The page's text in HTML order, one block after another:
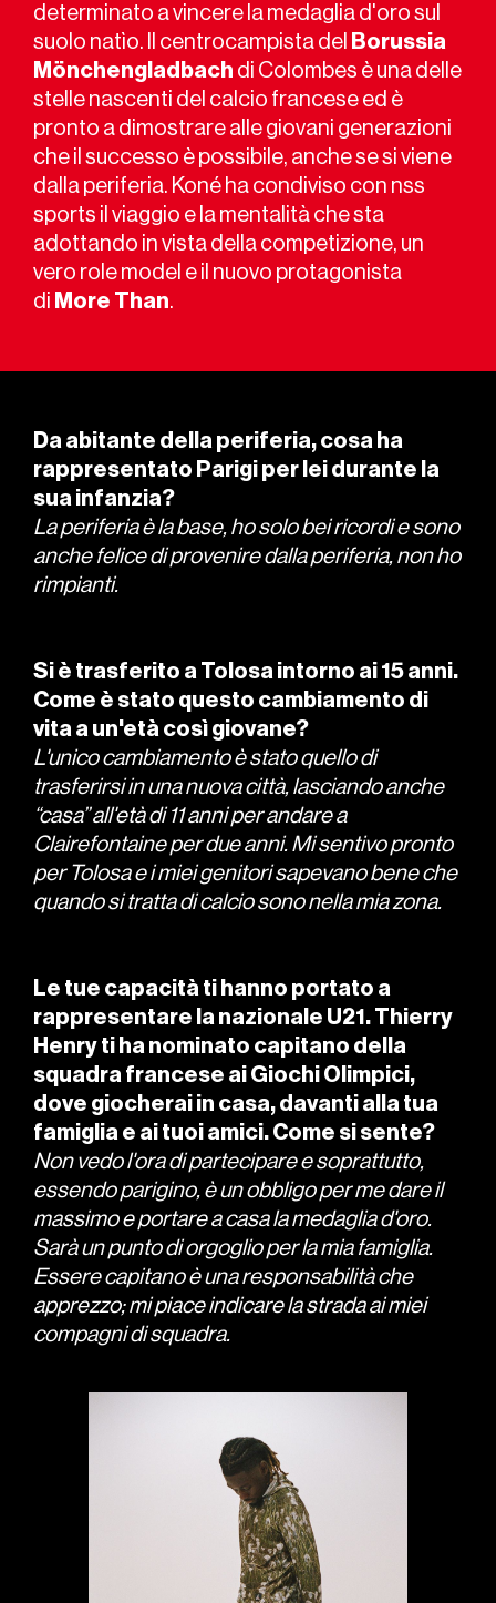
determinato a vincere la medaglia d'oro sul
suolo natìo. Il centrocampista del Borussia
Mönchengladbach di Colombes è una delle
stelle nascenti del calcio francese ed è
pronto a dimostrare alle giovani generazioni
che il successo è possibile, anche se si viene
dalla periferia. Koné ha condiviso con nss
sports il viaggio e la mentalità che sta
adottando in vista della competizione, un
vero role model e il nuovo protagonista
di More Than.
Da abitante della periferia, cosa ha
rappresentato Parigi per lei durante la
sua infanzia?
La periferia è la base, ho solo bei ricordi e sono
anche felice di provenire dalla periferia, non ho
rimpianti.
Si è trasferito a Tolosa intorno ai 15 anni.
Come è stato questo cambiamento di
vita a un'età così giovane?
L'unico cambiamento è stato quello di
trasferirsi in una nuova città, lasciando anche
“casa” all'età di 11 anni per andare a
Clairefontaine per due anni. Mi sentivo pronto
per Tolosa e i miei genitori sapevano bene che
quando si tratta di calcio sono nella mia zona.
Le tue capacità ti hanno portato a
rappresentare la nazionale U21. Thierry
Henry ti ha nominato capitano della
squadra francese ai Giochi Olimpici,
dove giocherai in casa, davanti alla tua
famiglia e ai tuoi amici. Come si sente?
Non vedo l'ora di partecipare e soprattutto,
essendo parigino, è un obbligo per me dare il
massimo e portare a casa la medaglia d'oro.
Sarà un punto di orgoglio per la mia famiglia.
Essere capitano è una responsabilità che
apprezzo; mi piace indicare la strada ai miei
compagni di squadra.